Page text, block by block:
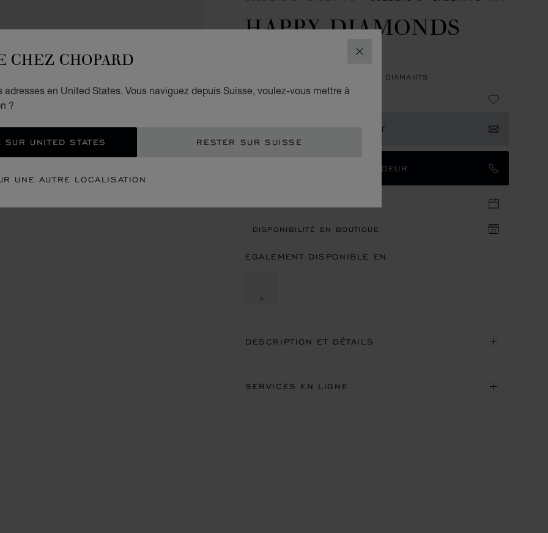
FERMER
CHEZ CHOPARD
adresses en United States. Vous naviguez depuis Suisse, voulez-vous mettre à
?
UNITED STATES RESTER SUR SUISSE
UNE AUTRE LOCALISATION
HAPPY DIAMONDS
PENDENTIF, OR ROSE ÉTHIQUE, DIAMANTS
CHF 9,450
EXPRIMER VOTRE INTÉRÊT
CONTACTER UN AMBASSADEUR
DISPONIBILITÉ EN BOUTIQUE
EGALEMENT DISPONIBLE EN
DESCRIPTION ET DÉTAILS
SERVICES EN LIGNE